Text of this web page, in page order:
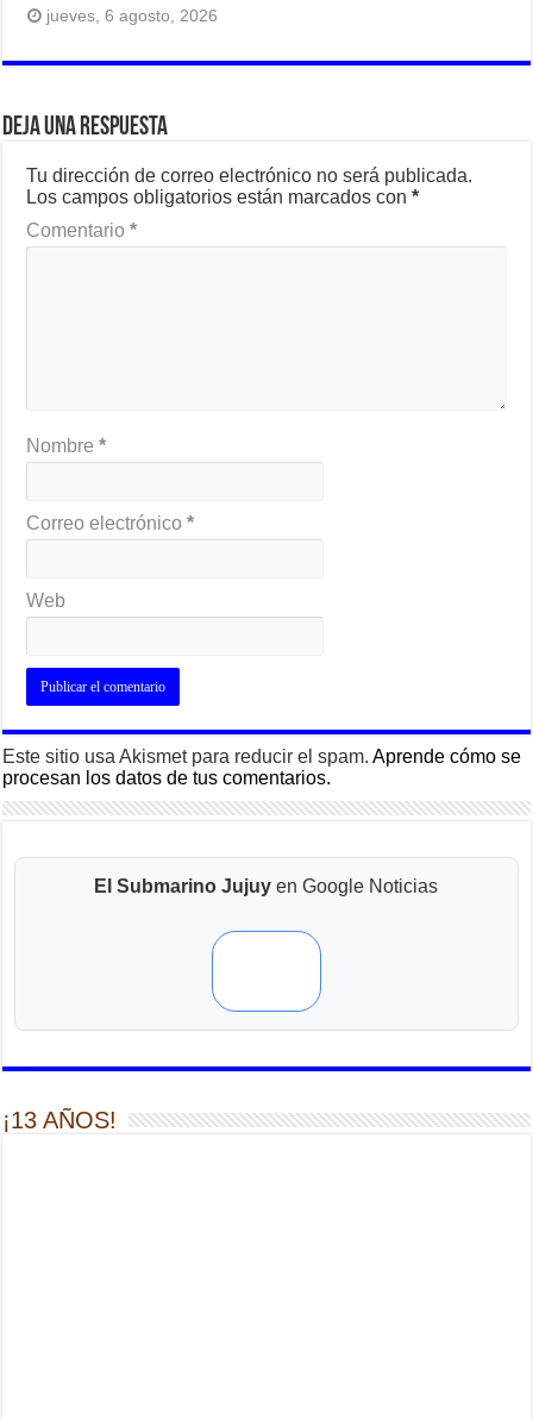
jueves, 6 agosto, 2026
Deja una respuesta
Tu dirección de correo electrónico no será publicada.
Los campos obligatorios están marcados con*
Comentario*
Nombre*
Correo electrónico*
Web
Este sitio usa Akismet para reducir el spam.Aprende cómo se
procesan los datos de tus comentarios.
El Submarino Jujuy en Google Noticias
¡13 AÑOS!